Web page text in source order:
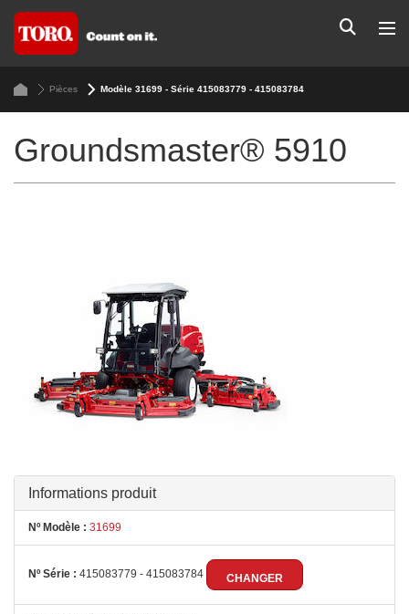
Pièces Modèle 31699 - Série 415083779 - 415083784
Groundsmaster® 5910
Informations produit
Nº Modèle : 31699
Nº Série : 415083779 - 415083784 CHANGER